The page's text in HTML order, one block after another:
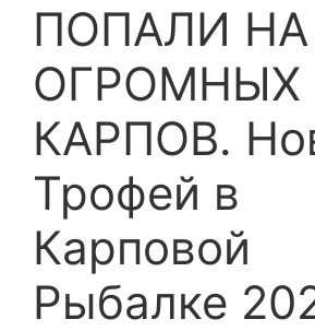
ПОПАЛИ НА
ОГРОМНЫХ
КАРПОВ.
Трофей в
Карповой
Рыбалке